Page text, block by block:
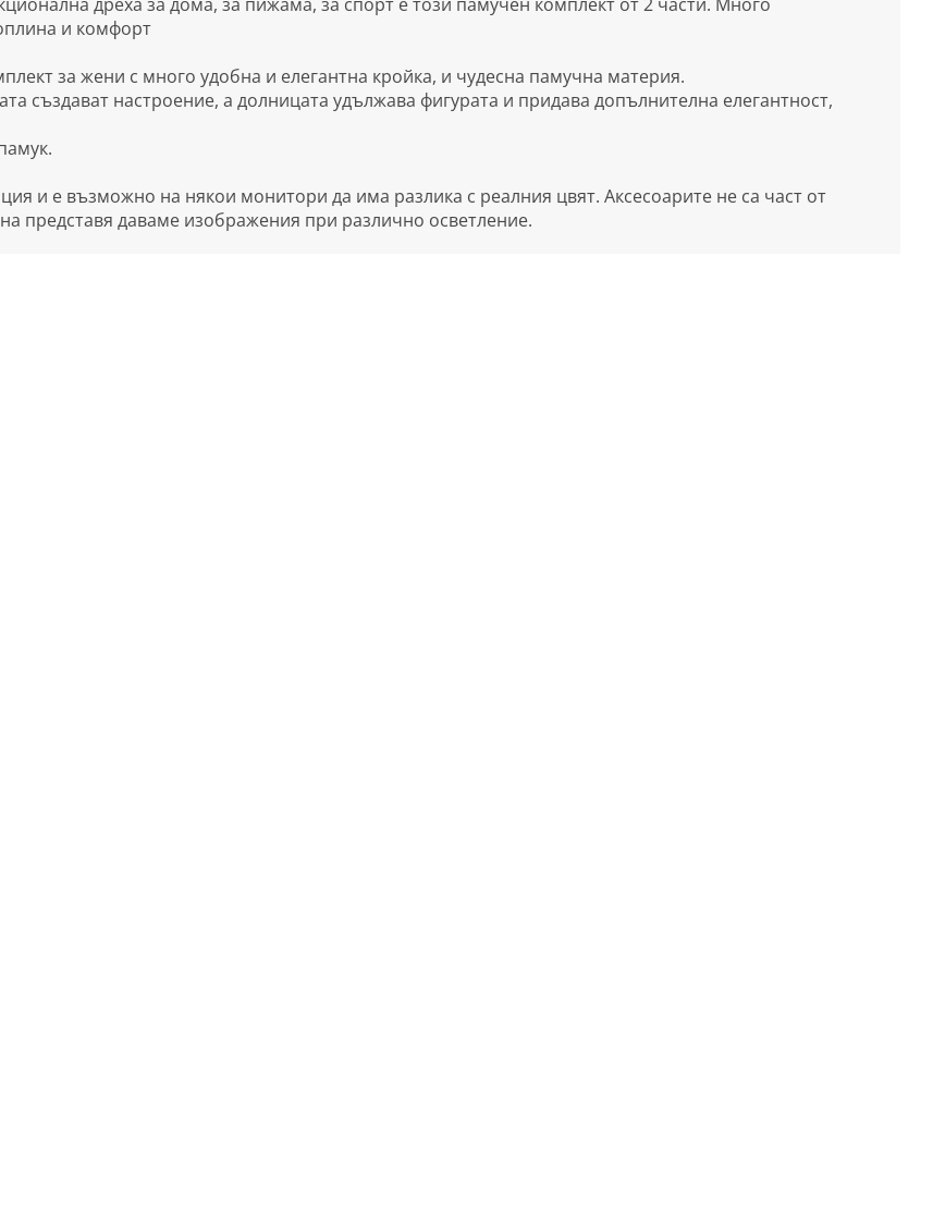
и комфорт
за жени с много удобна и елегантна кройка, и чудесна памучна материя.
създават настроение, а долницата удължава фигурата и придава допълнителна елегантност,
и е възможно на някои монитори да има разлика с реалния цвят. Аксесоарите не са част от
представя даваме изображения при различно осветление.